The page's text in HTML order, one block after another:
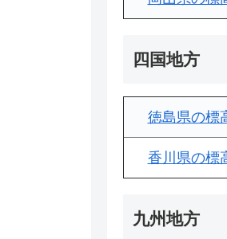
四国地方
徳島県の標
香川県の標
九州地方